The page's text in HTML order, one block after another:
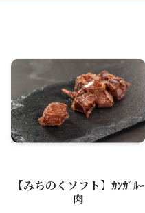
【みちのくソフト】ｶﾝｶﾞﾙｰ
肉